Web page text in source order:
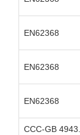
EN62368
EN62368
EN62368
CCC-GB